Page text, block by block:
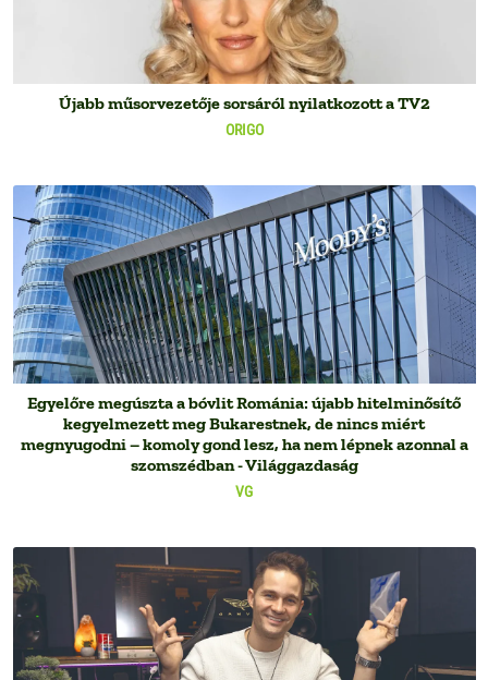
ORIGO
Újabb műsorvezetője sorsáról nyilatkozott a TV2
VG
Egyelőre megúszta a bóvlit Románia: újabb hitelminősítő
kegyelmezett meg Bukarestnek, de nincs miért
megnyugodni – komoly gond lesz, ha nem lépnek azonnal a
szomszédban - Világgazdaság